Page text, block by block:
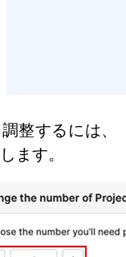
整するには、
します。